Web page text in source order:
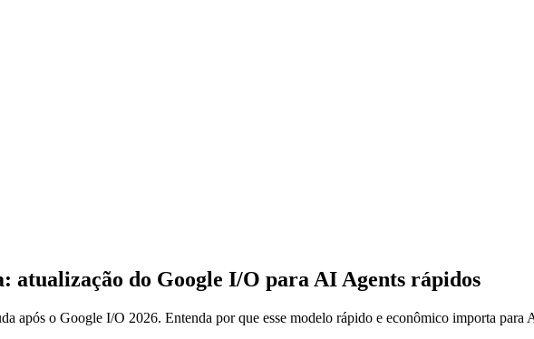
atualização do Google I/O para AI Agents rápidos
após o Google I/O 2026. Entenda por que esse modelo rápido e econômico importa para